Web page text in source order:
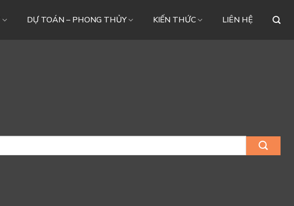
DỰ TOÁN – PHONG THỦY KIẾN THỨC LIÊN HỆ